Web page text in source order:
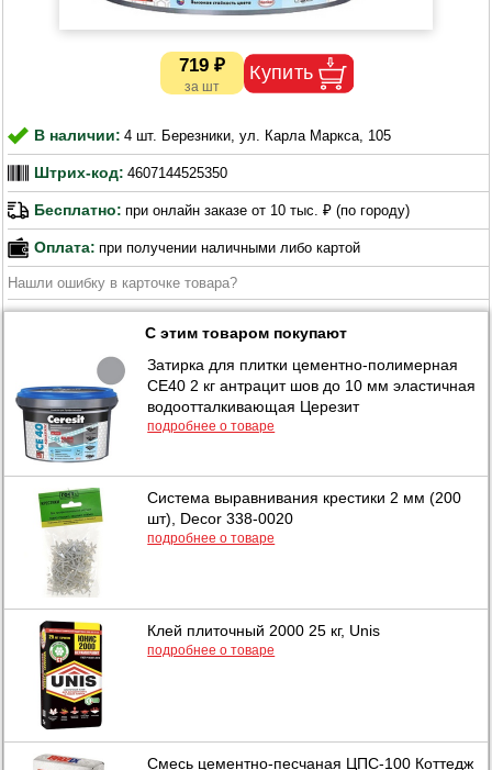
719 ₽
В наличии: 4 шт. Березники, ул. Карла Маркса, 105
Штрих-код: 4607144525350
Бесплатно: при онлайн заказе от 10 тыс. ₽ (по городу)
Оплата: при получении наличными либо картой
Нашли ошибку в карточке товара?
С этим товаром покупают
Затирка для плитки цементно-полимерная
CE40 2 кг антрацит шов до 10 мм эластичная
водоотталкивающая Церезит
подробнее о товаре
Система выравнивания крестики 2 мм (200
шт), Decor 338-0020
подробнее о товаре
Клей плиточный 2000 25 кг, Unis
подробнее о товаре
Смесь цементно-песчаная ЦПС-100 Коттедж